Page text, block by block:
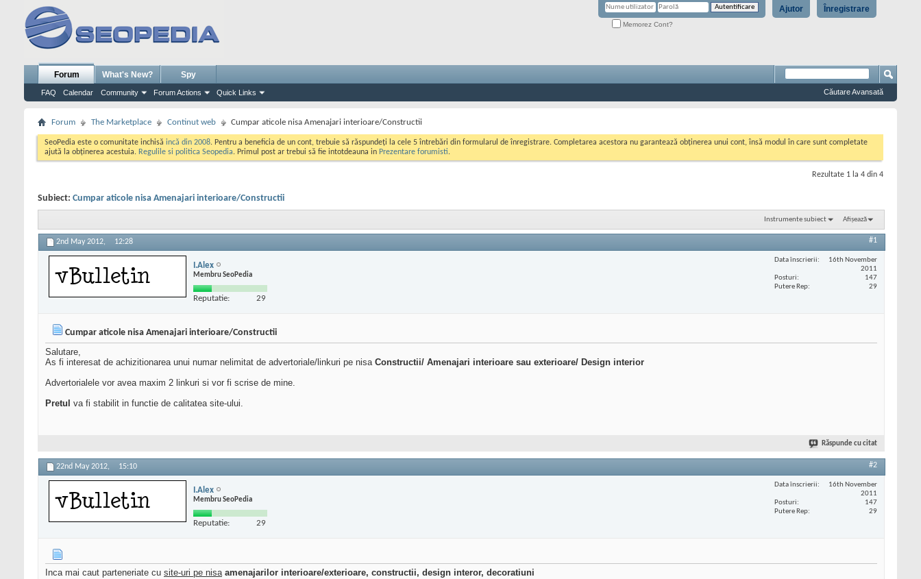
Înregistrare
Ajutor
Memorez Cont?
Forum
FAQ Calendar Community Forum Actions Quick Links
What's New? Spy
Căutare Avansată
Forum The Marketplace Continut web Cumpar aticole nisa Amenajari interioare/Constructii
SeoPedia este o comunitate inchisă incă din 2008. Pentru a beneficia de un cont, trebuie să răspundeți la cele 5 întrebări din formularul de înregistrare. Completarea acestora nu garantează obținerea unui cont, însă modul în care sunt completate
ajută la obținerea acestuia. Regulile si politica Seopedia. Primul post ar trebui să fie intotdeauna in Prezentare forumisti.
Rezultate 1 la 4 din 4
Subiect: Cumpar aticole nisa Amenajari interioare/Constructii
Instrumente subiect Afișează
2nd May 2012, 12:28 #1
I.Alex
Membru SeoPedia
Reputatie: 29
Data înscrierii
16th November
2011
Posturi
147
Putere Rep
29
Cumpar aticole nisa Amenajari interioare/Constructii
Salutare,
As fi interesat de achizitionarea unui numar nelimitat de advertoriale/linkuri pe nisa Constructii/ Amenajari interioare sau exterioare/ Design interior
Advertorialele vor avea maxim 2 linkuri si vor fi scrise de mine.
Pretul va fi stabilit in functie de calitatea site-ului.
Răspunde cu citat
22nd May 2012, 15:10 #2
I.Alex
Membru SeoPedia
Reputatie: 29
Data înscrierii
16th November
2011
Posturi
147
Putere Rep
29
Inca mai caut parteneriate cu site-uri pe nisa amenajarilor interioare/exterioare, constructii, design interor, decoratiuni